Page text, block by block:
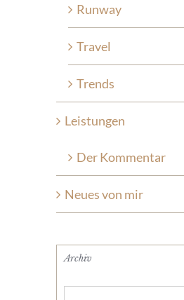
Runway
Travel
Trends
Leistungen
Der Kommentar
Neues von mir
Archiv